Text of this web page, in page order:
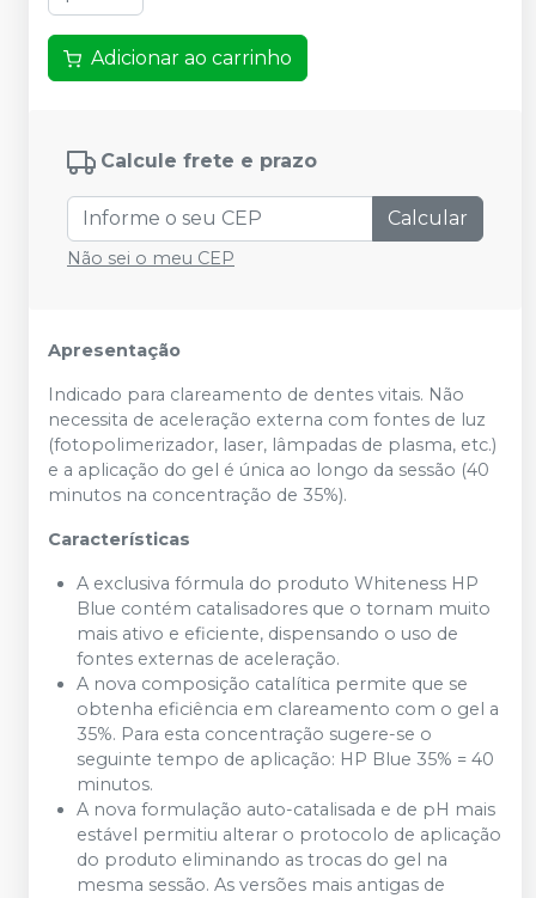
Adicionar ao carrinho
Calcule frete e prazo
Calcular
Não sei o meu CEP
Apresentação
Indicado para clareamento de dentes vitais. Não
necessita de aceleração externa com fontes de luz
(fotopolimerizador, laser, lâmpadas de plasma, etc.)
e a aplicação do gel é única ao longo da sessão (40
minutos na concentração de 35%).
Características
A exclusiva fórmula do produto Whiteness HP
Blue contém catalisadores que o tornam muito
mais ativo e eficiente, dispensando o uso de
fontes externas de aceleração.
A nova composição catalítica permite que se
obtenha eficiência em clareamento com o gel a
35%. Para esta concentração sugere-se o
seguinte tempo de aplicação: HP Blue 35% = 40
minutos.
A nova formulação auto-catalisada e de pH mais
estável permitiu alterar o protocolo de aplicação
do produto eliminando as trocas do gel na
mesma sessão. As versões mais antigas de